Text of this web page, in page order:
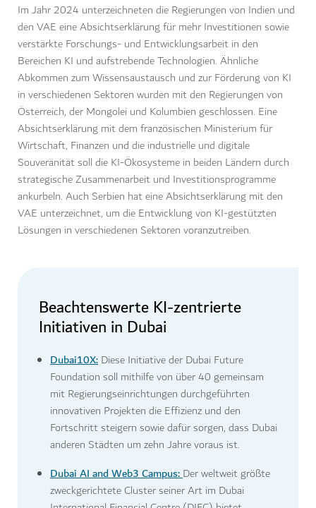
Im Jahr 2024 unterzeichneten die Regierungen von Indien und
den VAE eine Absichtserklärung für mehr Investitionen sowie
verstärkte Forschungs- und Entwicklungsarbeit in den
Bereichen KI und aufstrebende Technologien. Ähnliche
Abkommen zum Wissensaustausch und zur Förderung von KI
in verschiedenen Sektoren wurden mit den Regierungen von
Österreich, der Mongolei und Kolumbien geschlossen. Eine
Absichtserklärung mit dem französischen Ministerium für
Wirtschaft, Finanzen und die industrielle und digitale
Souveränität soll die KI-Ökosysteme in beiden Ländern durch
strategische Zusammenarbeit und Investitionsprogramme
ankurbeln. Auch Serbien hat eine Absichtserklärung mit den
VAE unterzeichnet, um die Entwicklung von KI-gestützten
Lösungen in verschiedenen Sektoren voranzutreiben.
Beachtenswerte KI-zentrierte
Initiativen in Dubai
Dubai10X: Diese Initiative der Dubai Future
Foundation soll mithilfe von über 40 gemeinsam
mit Regierungseinrichtungen durchgeführten
innovativen Projekten die Effizienz und den
Fortschritt steigern sowie dafür sorgen, dass Dubai
anderen Städten um zehn Jahre voraus ist.
Dubai AI and Web3 Campus:Der weltweit größte
zweckgerichtete Cluster seiner Art im Dubai